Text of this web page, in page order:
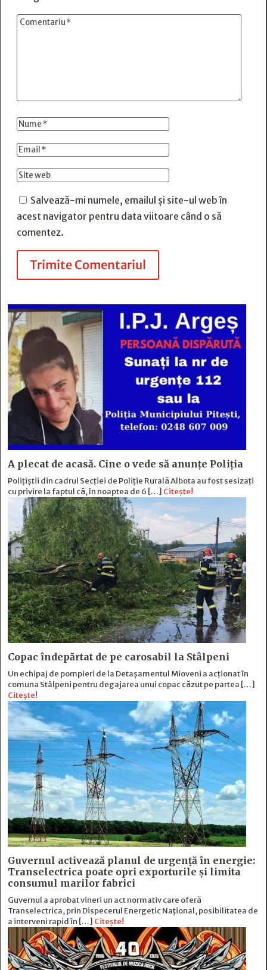
Salvează-mi numele, emailul și site-ul web în
acest navigator pentru data viitoare când o să
comentez.
Trimite Comentariul
A plecat de acasă. Cine o vede să anunțe Poliția
Polițiștii din cadrul Secției de Poliție Rurală Albota au fost sesizați
cu privire la faptul că, în noaptea de 6 […] Citește!
Copac îndepărtat de pe carosabil la Stâlpeni
Un echipaj de pompieri de la Detașamentul Mioveni a acționat în
comuna Stâlpeni pentru degajarea unui copac căzut pe partea […]
Citește!
Guvernul activează planul de urgență în energie:
Transelectrica poate opri exporturile și limita
consumul marilor fabrici
Guvernul a aprobat vineri un act normativ care oferă
Transelectrica, prin Dispecerul Energetic Național, posibilitatea de
a interveni rapid în […] Citește!